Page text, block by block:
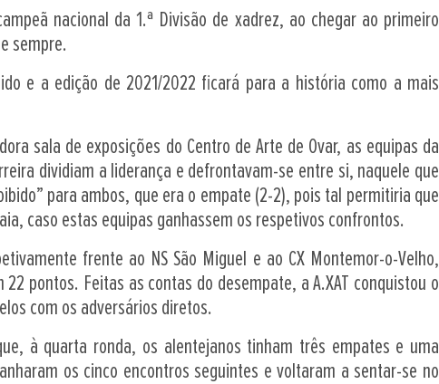
nacional da 1.ª Divisão de xadrez, ao chegar ao primeiro
sempre.
e a edição de 2021/2022 ficará para a história como a mais
sala de exposições do Centro de Arte de Ovar, as equipas da
dividiam a liderança e defrontavam-se entre si, naquele que
para ambos, que era o empate (2-2), pois tal permitiria que
caso estas equipas ganhassem os respetivos confrontos.
frente ao NS São Miguel e ao CX Montemor-o-Velho,
pontos. Feitas as contas do desempate, a A.XAT conquistou o
com os adversários diretos.
à quarta ronda, os alentejanos tinham três empates e uma
os cinco encontros seguintes e voltaram a sentar-se no